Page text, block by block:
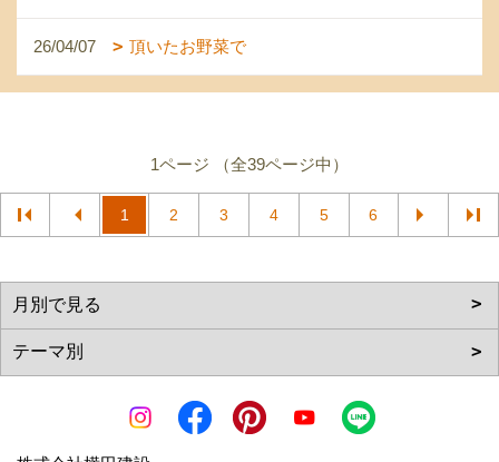
26/04/07 頂いたお野菜で
1ページ （全39ページ中）
1 2 3 4 5 6